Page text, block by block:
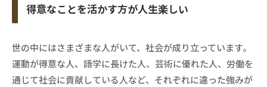
得意なことを活かす方が人生楽しい
世の中にはさまざまな人がいて、社会が成り立っています。
運動が得意な人、語学に長けた人、芸術に優れた人、労働を
通じて社会に貢献している人など、それぞれに違った強みが